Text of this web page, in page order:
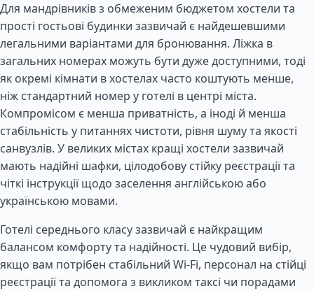
Для мандрівників з обмеженим бюджетом хостели та
прості гостьові будинки зазвичай є найдешевшими
легальними варіантами для бронювання. Ліжка в
загальних номерах можуть бути дуже доступними, тоді
як окремі кімнати в хостелах часто коштують менше,
ніж стандартний номер у готелі в центрі міста.
Компромісом є менша приватність, а іноді й менша
стабільність у питаннях чистоти, рівня шуму та якості
санвузлів. У великих містах кращі хостели зазвичай
мають надійні шафки, цілодобову стійку реєстрації та
чіткі інструкції щодо заселення англійською або
українською мовами.
Готелі середнього класу зазвичай є найкращим
балансом комфорту та надійності. Це чудовий вибір,
якщо вам потрібен стабільний Wi-Fi, персонал на стійці
реєстрації та допомога з викликом таксі чи порадами